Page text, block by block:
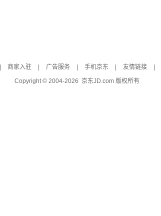
商家入驻 广告服务 手机京东 友情链接
Copyright © 2004-2026 京东JD.com 版权所有